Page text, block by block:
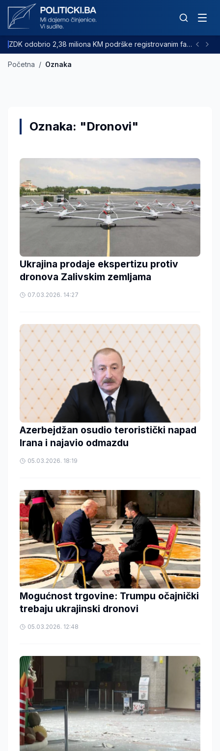
ZDK odobrio 2,38 miliona KM podrške registrovanim farmama goveda
Početna / Oznaka
Oznaka: "Dronovi"
Ukrajina prodaje ekspertizu protiv
dronova Zalivskim zemljama
07.03.2026. 14:27
Azerbejdžan osudio teroristički napad
Irana i najavio odmazdu
05.03.2026. 18:19
Mogućnost trgovine: Trumpu očajnički
trebaju ukrajinski dronovi
05.03.2026. 12:48